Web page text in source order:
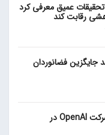
عمیق معرفی کرد
رقابت کند
جایگزین فضانوردان
گزارش‌ها از ناکامی GPT-5 شرکت OpenAI در